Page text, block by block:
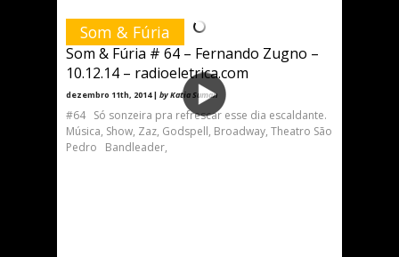
Som & Fúria
Som & Fúria # 64 – Fernando Zugno –
10.12.14 – radioeletrica.com
dezembro 11th, 2014 | by Katia Suman
#64 Só sonzeira pra refrescar esse dia escaldante.
Música, Show, Zaz, Godspell, Broadway, Theatro São
Pedro Bandleader,